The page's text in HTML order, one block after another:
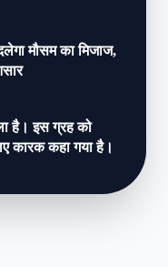
मौसम का मिजाज,
है। इस ग्रह को
कारक कहा गया है।